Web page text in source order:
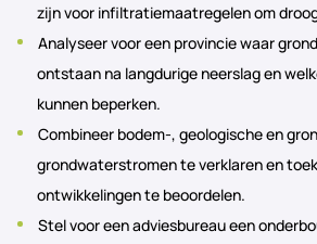
zijn voor infiltratiemaatregelen om
Analyseer voor een provincie waar
ontstaan na langdurige neerslag en
kunnen beperken.
Combineer bodem-, geologische en
grondwaterstromen te verklaren en
ontwikkelingen te beoordelen.
Stel voor een adviesbureau een